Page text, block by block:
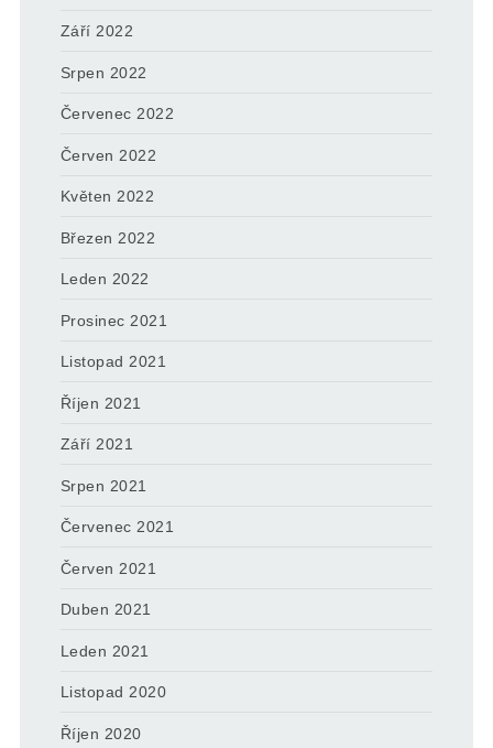
Září 2022
Srpen 2022
Červenec 2022
Červen 2022
Květen 2022
Březen 2022
Leden 2022
Prosinec 2021
Listopad 2021
Říjen 2021
Září 2021
Srpen 2021
Červenec 2021
Červen 2021
Duben 2021
Leden 2021
Listopad 2020
Říjen 2020